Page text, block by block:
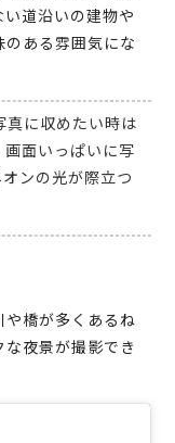
道沿いの建物や
ある雰囲気にな
真に収めたい時は
面いっぱいに写
ンの光が際立つ
橋が多くあるね
夜景が撮影でき